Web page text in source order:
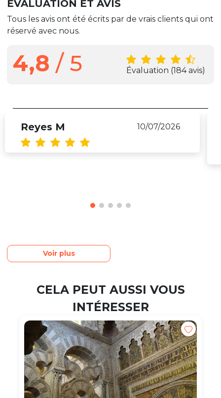
ÉVALUATION ET AVIS
Tous les avis ont été écrits par de vrais clients qui ont
réservé avec nous.
4,8 / 5 Évaluation (184 avis)
Reyes M 10/07/2026
Voir plus
CELA PEUT AUSSI VOUS
INTÉRESSER